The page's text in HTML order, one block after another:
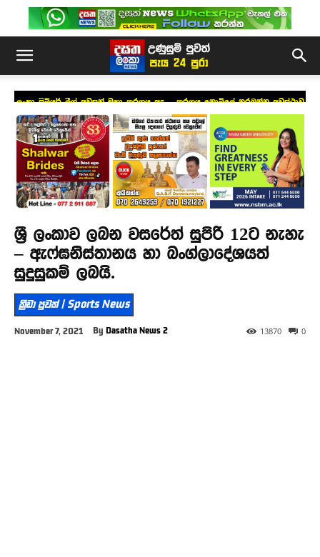
ලංකා ප්‍රිමියර් ලීග් අවසන් මහා තරගය අද – තරගය නොමිලේ නරඹන්න අවස්ථාව
ශ්‍රී ලංකාව ලබන වසරේත් සුපිරි 12ට නැහැ
– ඇෆ්ඝනිස්තානය හා බංග්ලාදේශයත්
සුදුසුකම් ලබයි.
ක්‍රීඩා පුවත් | Sports News
November 7, 2021 By Dasatha News 2 0
13870